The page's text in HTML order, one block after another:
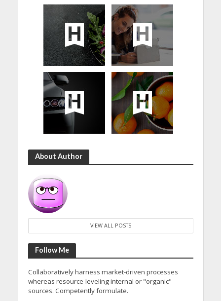
About Author
VIEW ALL POSTS
Follow Me
Collaboratively harness market-driven processes
whereas resource-leveling internal or "organic"
sources. Competently formulate.